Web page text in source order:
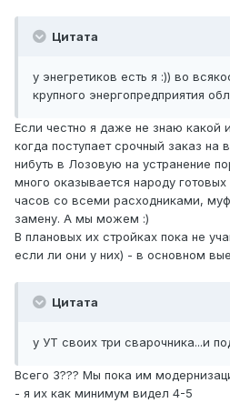
Цитата
у энегретиков есть я :)) во
крупного энергопредприятия
Если честно я даже не знаю какой
когда поступает срочный заказ на
нибуть в Лозовую на устранение
много оказывается народу
часов со всеми расходниками,
замену. А мы можем :)
В плановых их стройках пока не
если ли они у них) - в основном
Цитата
у УТ своих три сварочника...и
Всего 3??? Мы пока им
- я их как минимум видел 4-5